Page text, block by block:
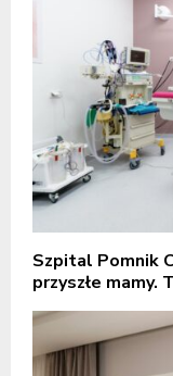
Szpital Pomnik
przyszłe mamy.